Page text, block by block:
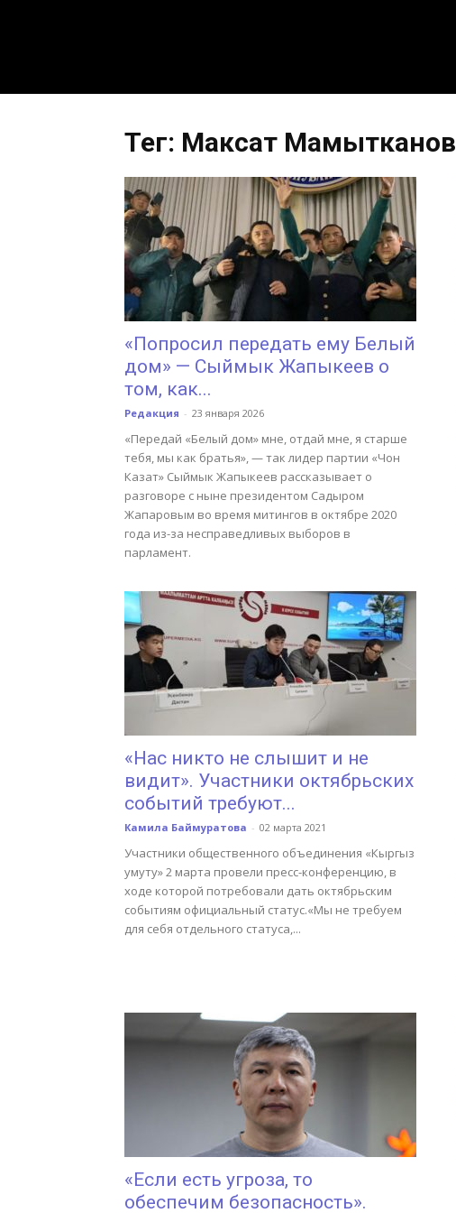
Тег: Максат Мамытканов
«Попросил передать ему Белый
дом» — Сыймык Жапыкеев о
том, как...
Редакция - 23 января 2026
«Передай «Белый дом» мне, отдай мне, я старше
тебя, мы как братья», — так лидер партии «Чон
Казат» Сыймык Жапыкеев рассказывает о
разговоре с ныне президентом Садыром
Жапаровым во время митингов в октябре 2020
года из-за несправедливых выборов в
парламент.
«Нас никто не слышит и не
видит». Участники октябрьских
событий требуют...
Камила Баймуратова - 02 марта 2021
Участники общественного объединения «Кыргыз
умуту» 2 марта провели пресс-конференцию, в
ходе которой потребовали дать октябрьским
событиям официальный статус.«Мы не требуем
для себя отдельного статуса,...
«Если есть угроза, то
обеспечим безопасность».